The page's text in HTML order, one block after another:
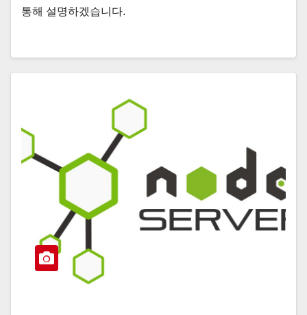
통해 설명하겠습니다.